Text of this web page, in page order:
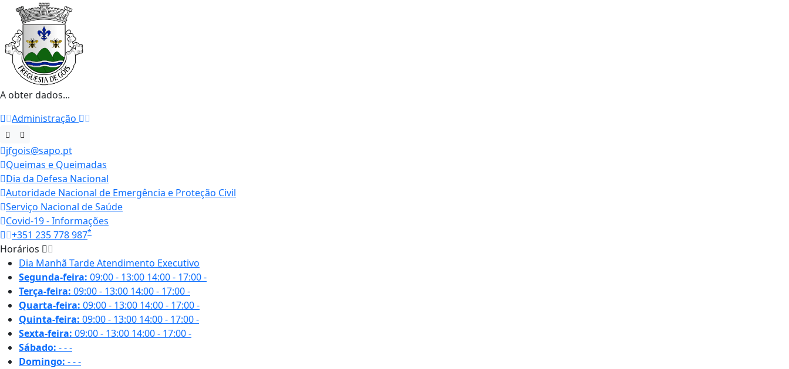
A obter dados...
Administração
jfgois@sapo.pt
Queimas e Queimadas
Dia da Defesa Nacional
Autoridade Nacional de Emergência e Proteção Civil
Serviço Nacional de Saúde
Covid-19 - Informações
+351 235 778 987*
Horários
Dia Manhã TardeAtendimento Executivo
Segunda-feira: 09:00 - 13:00 14:00 - 17:00-
Terça-feira: 09:00 - 13:00 14:00 - 17:00-
Quarta-feira: 09:00 - 13:00 14:00 - 17:00-
Quinta-feira: 09:00 - 13:00 14:00 - 17:00-
Sexta-feira: 09:00 - 13:00 14:00 - 17:00-
Sábado: ---
Domingo: ---